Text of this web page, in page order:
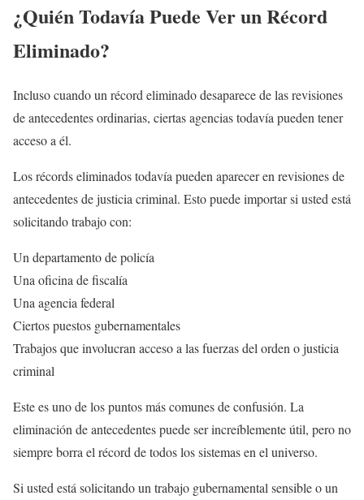
¿Quién Todavía Puede Ver un Récord
Eliminado?
Incluso cuando un récord eliminado desaparece de las revisiones
de antecedentes ordinarias, ciertas agencias todavía pueden tener
acceso a él.
Los récords eliminados todavía pueden aparecer en revisiones de
antecedentes de justicia criminal. Esto puede importar si usted está
solicitando trabajo con:
Un departamento de policía
Una oficina de fiscalía
Una agencia federal
Ciertos puestos gubernamentales
Trabajos que involucran acceso a las fuerzas del orden o justicia
criminal
Este es uno de los puntos más comunes de confusión. La
eliminación de antecedentes puede ser increíblemente útil, pero no
siempre borra el récord de todos los sistemas en el universo.
Si usted está solicitando un trabajo gubernamental sensible o un